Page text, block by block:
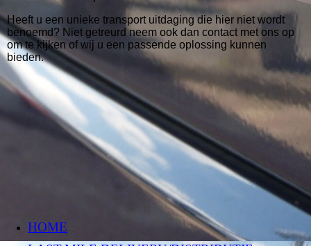
Heeft u een unieke transport uitdaging die hier niet wordt
benoemd? Niet getreurd neem ook dan contact met ons op
om te kijken of wij u een passende oplossing kunnen
bieden.
HOME